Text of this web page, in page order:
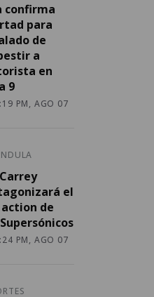
confirma
para
de
a
en
9
PM, AGO 07
el
de
PM, AGO 07